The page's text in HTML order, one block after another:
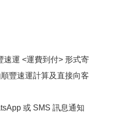
速運 <運費到付> 形式寄
豐速運計算及直接向客
或 SMS 訊息通知